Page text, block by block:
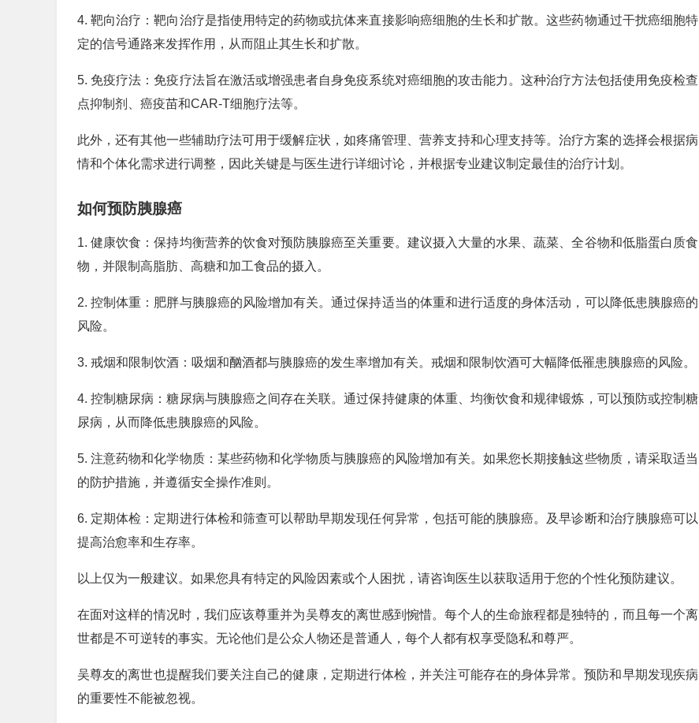
4. 靶向治疗：靶向治疗是指使用特定的药物或抗体来直接影响癌细胞的生长和扩散。这些药物通过干扰癌细胞特
定的信号通路来发挥作用，从而阻止其生长和扩散。
5. 免疫疗法：免疫疗法旨在激活或增强患者自身免疫系统对癌细胞的攻击能力。这种治疗方法包括使用免疫检查
点抑制剂、癌疫苗和CAR-T细胞疗法等。
此外，还有其他一些辅助疗法可用于缓解症状，如疼痛管理、营养支持和心理支持等。治疗方案的选择会根据病
情和个体化需求进行调整，因此关键是与医生进行详细讨论，并根据专业建议制定最佳的治疗计划。
如何预防胰腺癌
1. 健康饮食：保持均衡营养的饮食对预防胰腺癌至关重要。建议摄入大量的水果、蔬菜、全谷物和低脂蛋白质食
物，并限制高脂肪、高糖和加工食品的摄入。
2. 控制体重：肥胖与胰腺癌的风险增加有关。通过保持适当的体重和进行适度的身体活动，可以降低患胰腺癌的
风险。
3. 戒烟和限制饮酒：吸烟和酗酒都与胰腺癌的发生率增加有关。戒烟和限制饮酒可大幅降低罹患胰腺癌的风险。
4. 控制糖尿病：糖尿病与胰腺癌之间存在关联。通过保持健康的体重、均衡饮食和规律锻炼，可以预防或控制糖
尿病，从而降低患胰腺癌的风险。
5. 注意药物和化学物质：某些药物和化学物质与胰腺癌的风险增加有关。如果您长期接触这些物质，请采取适当
的防护措施，并遵循安全操作准则。
6. 定期体检：定期进行体检和筛查可以帮助早期发现任何异常，包括可能的胰腺癌。及早诊断和治疗胰腺癌可以
提高治愈率和生存率。
以上仅为一般建议。如果您具有特定的风险因素或个人困扰，请咨询医生以获取适用于您的个性化预防建议。
在面对这样的情况时，我们应该尊重并为吴尊友的离世感到惋惜。每个人的生命旅程都是独特的，而且每一个离
世都是不可逆转的事实。无论他们是公众人物还是普通人，每个人都有权享受隐私和尊严。
吴尊友的离世也提醒我们要关注自己的健康，定期进行体检，并关注可能存在的身体异常。预防和早期发现疾病
的重要性不能被忽视。